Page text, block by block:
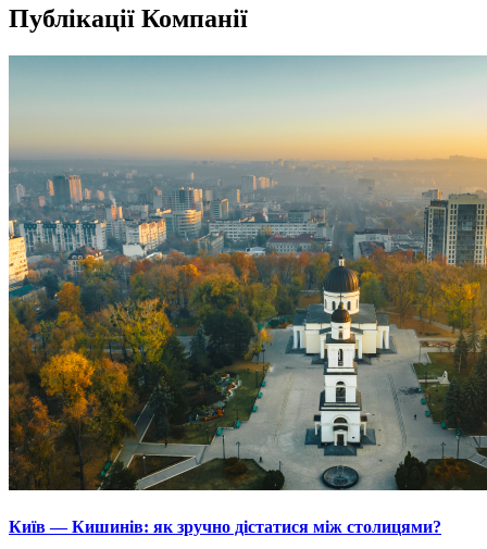
Публікації Компанії
Київ — Кишинів: як зручно дістатися між столицями?